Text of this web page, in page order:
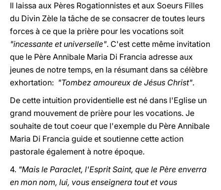
Il laissa aux Pères Rogationnistes et aux Soeurs Filles
du Divin Zèle la tâche de se consacrer de toutes leurs
forces à ce que la prière pour les vocations soit
"incessante et universelle". C'est cette même invitation
que le Père Annibale Maria Di Francia adresse aux
jeunes de notre temps, en la résumant dans sa célèbre
exhortation: "Tombez amoureux de Jésus Christ".
De cette intuition providentielle est né dans l'Eglise un
grand mouvement de prière pour les vocations. Je
souhaite de tout coeur que l'exemple du Père Annibale
Maria Di Francia guide et soutienne cette action
pastorale également à notre époque.
4. "Mais le Paraclet, l'Esprit Saint, que le Père enverra
en mon nom, lui, vous enseignera tout et vous